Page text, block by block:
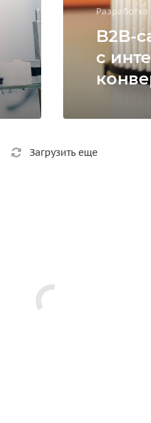
Разработка
B2B-
с
Загрузить еще